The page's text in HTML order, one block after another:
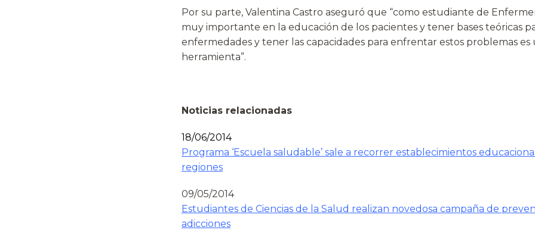
Por su parte, Valentina Castro aseguró que “como estudiante de
muy importante en la educación de los pacientes y tener bases teóricas
enfermedades y tener las capacidades para enfrentar estos problemas es
herramienta”.
Noticias relacionadas
18/06/2014
Programa ‘Escuela saludable’ sale a recorrer establecimientos
regiones
09/05/2014
Estudiantes de Ciencias de la Salud realizan novedosa campaña de
adicciones